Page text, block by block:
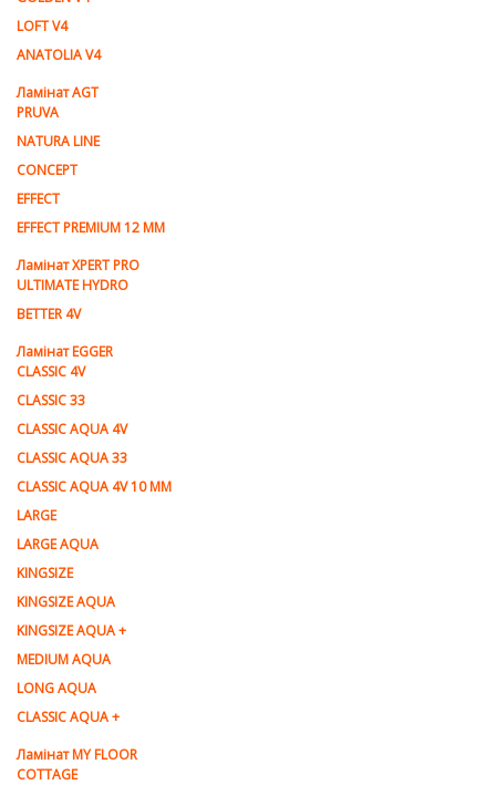
LOFT V4
ANATOLIA V4
Ламiнат AGT
PRUVA
NATURA LINE
CONCEPT
EFFECT
EFFECT PREMIUM 12 MM
Ламінат XPERT PRO
ULTIMATE HYDRO
BETTER 4V
Ламiнат EGGER
CLASSIC 4V
CLASSIC 33
CLASSIC AQUA 4V
CLASSIC AQUA 33
CLASSIC AQUA 4V 10 MM
LARGE
LARGE AQUA
KINGSIZE
KINGSIZE AQUA
KINGSIZE AQUA +
MEDIUM AQUA
LONG AQUA
CLASSIC AQUA +
Ламінат MY FLOOR
COTTAGE